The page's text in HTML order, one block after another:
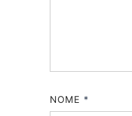
NOME *